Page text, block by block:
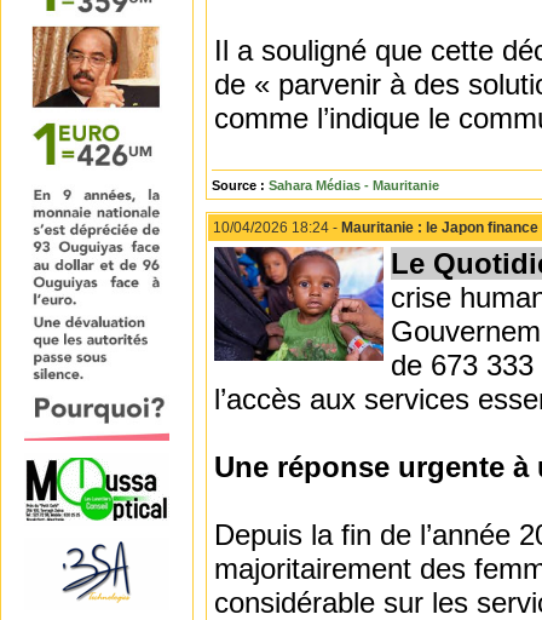
Il a souligné que cette
de « parvenir à des
comme l’indique le
Source : Sahara Médias - Mauritanie
10/04/2026 18:24 - Mauritanie : le Japon
Le
crise
de 673
l’accès aux services
Une réponse urgente
Depuis la fin de l’année
majoritairement des
considérable sur les